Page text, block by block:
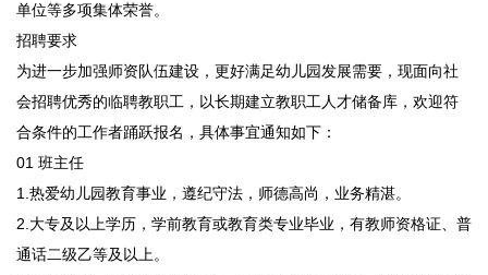
单位等多项集体荣誉。
招聘要求
为进一步加强师资队伍建设，更好满足幼儿园发展需要，现面向社
会招聘优秀的临聘教职工，以长期建立教职工人才储备库，欢迎符
合条件的工作者踊跃报名，具体事宜通知如下：
01 班主任
1.热爱幼儿园教育事业，遵纪守法，师德高尚，业务精湛。
2.大专及以上学历，学前教育或教育类专业毕业，有教师资格证、普
通话二级乙等及以上。